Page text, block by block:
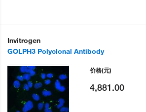
Invitrogen
GOLPH3 Polyclonal Antibody
价格(元)
4,881.00